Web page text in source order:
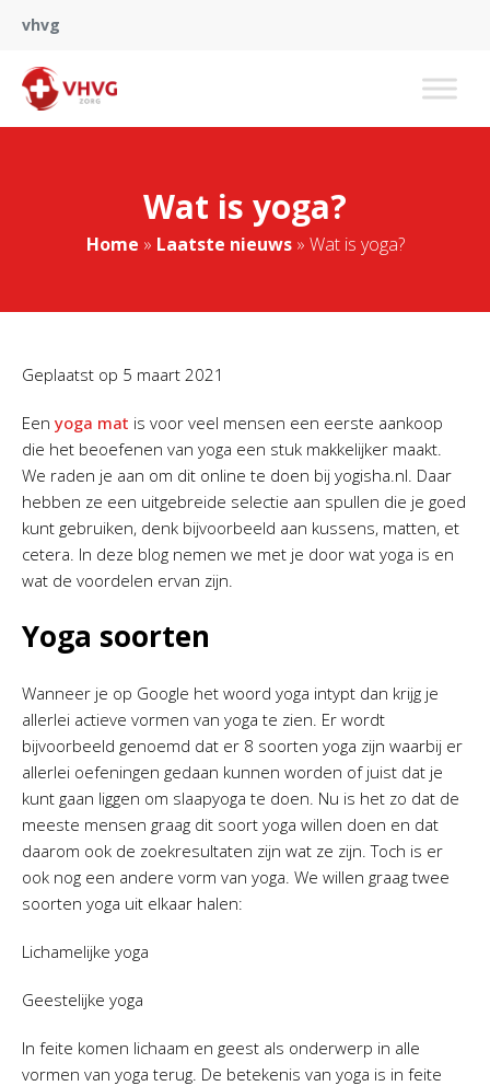
vhvg
Wat is yoga?
Home » Laatste nieuws» Wat is yoga?
Geplaatst op 5 maart 2021
Een yoga mat is voor veel mensen een eerste aankoop
die het beoefenen van yoga een stuk makkelijker maakt.
We raden je aan om dit online te doen bij yogisha.nl. Daar
hebben ze een uitgebreide selectie aan spullen die je goed
kunt gebruiken, denk bijvoorbeeld aan kussens, matten, et
cetera. In deze blog nemen we met je door wat yoga is en
wat de voordelen ervan zijn.
Yoga soorten
Wanneer je op Google het woord yoga intypt dan krijg je
allerlei actieve vormen van yoga te zien. Er wordt
bijvoorbeeld genoemd dat er 8 soorten yoga zijn waarbij er
allerlei oefeningen gedaan kunnen worden of juist dat je
kunt gaan liggen om slaapyoga te doen. Nu is het zo dat de
meeste mensen graag dit soort yoga willen doen en dat
daarom ook de zoekresultaten zijn wat ze zijn. Toch is er
ook nog een andere vorm van yoga. We willen graag twee
soorten yoga uit elkaar halen:
Lichamelijke yoga
Geestelijke yoga
In feite komen lichaam en geest als onderwerp in alle
vormen van yoga terug. De betekenis van yoga is in feite